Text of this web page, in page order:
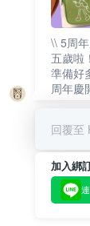
\\ 5周
五歲啦
準備好
周年
回覆至
加入綁